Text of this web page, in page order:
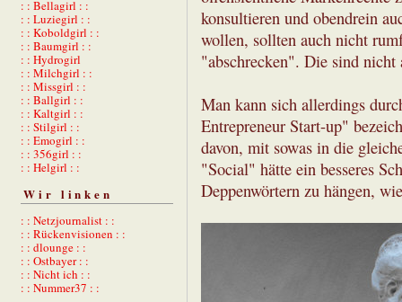
: : Bellagirl : :
: : Luziegirl : :
: : Koboldgirl : :
: : Baumgirl : :
: : Hydrogirl
: : Milchgirl : :
: : Missgirl : :
: : Ballgirl : :
: : Kaltgirl : :
: : Stilgirl : :
: : Emogirl : :
: : 356girl : :
: : Helgirl : :
Wir linken
: : Netzjournalist : :
: : Rückenvisionen : :
: : dlounge : :
: : Ostbayer : :
: : Nicht ich : :
: : Nummer37 : :
konsultieren und obendrein
wollen, sollten auch nicht
"abschrecken". Die sind
Man kann sich allerdings
Entrepreneur Start-up"
davon, mit sowas in die
"Social" hätte ein besseres
Deppenwörtern zu hängen,